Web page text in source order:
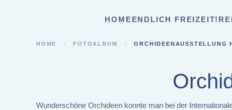
HOMEENDLICH FREIZEIT!
HOME FOTOALBUM ORCHIDEENAUSSTELLUNG
Wunderschöne Orchideen konnte man bei der